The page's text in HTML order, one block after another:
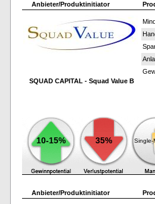
Anbieter/Produktinitiator
SQUAD CAPITAL - Squad Value B
10-15% 35% Single-
Anbieter/Produktinitiator